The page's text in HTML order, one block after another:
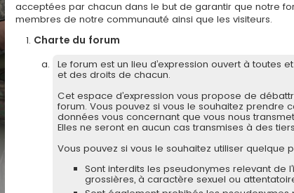
acceptées par chacun dans le but de garantir que notre
membres de notre communauté ainsi que les visiteurs.
Charte du forum
Le forum est un lieu d’expression ouvert à toutes
et des droits de chacun.
Cet espace d’expression vous propose de
forum. Vous pouvez si vous le souhaitez prendre
données vous concernant que vous nous
Elles ne seront en aucun cas transmises à des
Vous pouvez si vous le souhaitez utiliser quelque
Sont interdits les pseudonymes relevant de
grossières, à caractère sexuel ou